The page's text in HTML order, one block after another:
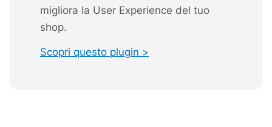
migliora la User Experience del tuo
shop.
Scopri questo plugin >